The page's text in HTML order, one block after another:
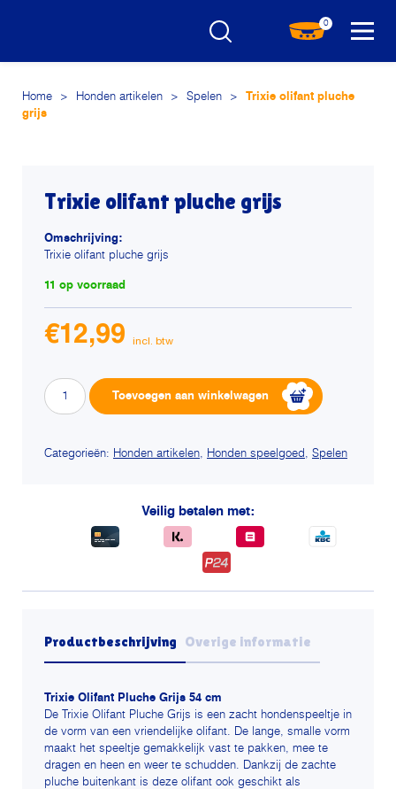
0
Home > Honden artikelen > Spelen >
Trixie olifant pluche
grijs
Trixie olifant pluche grijs
Omschrijving:
Trixie olifant pluche grijs
11 op voorraad
€12,99
Trixie
olifant
grijs
Toevoegen aan winkelwagen
Categorieën: Honden artikelen, Honden speelgoed, Spelen
Veilig betalen met:
Productbeschrijving Overige informatie
Trixie Olifant Pluche Grijs 54 cm
De Trixie Olifant Pluche Grijs is een zacht hondenspeeltje in
de vorm van een vriendelijke olifant. De lange, smalle vorm
maakt het speeltje gemakkelijk vast te pakken, mee te
dragen en heen en weer te schudden. Dankzij de zachte
pluche buitenkant is deze olifant ook geschikt als